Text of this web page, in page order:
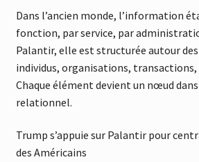
Dans l’ancien monde, l’information
fonction, par service, par
Palantir, elle est structurée autour
individus, organisations, transactions,
Chaque élément devient un nœud dans
relationnel.
Trump s’appuie sur Palantir pour
des Américains